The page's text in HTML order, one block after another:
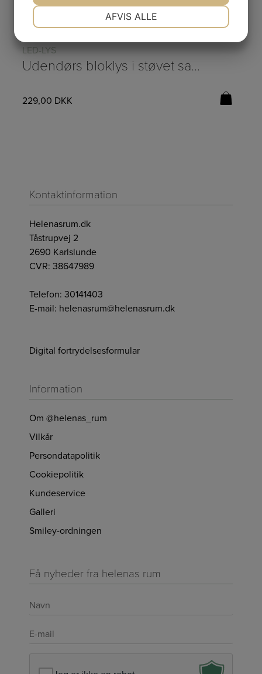
LED-LYS
Udendørs bloklys i støvet sand (LED) fra Deluxe Homeart – Ø:10/H:20cm
229,00 DKK
Kontaktinformation
Helenasrum.dk
Tåstrupvej 2
2690 Karlslunde
CVR: 38647989
Telefon: 30141403
E-mail: helenasrum@helenasrum.dk
Digital fortrydelsesformular
Information
Om @helenas_rum
Vilkår
Persondatapolitik
Cookiepolitik
Kundeservice
Galleri
Smiley-ordningen
Få nyheder fra helenas rum
Navn
*
E-
mail
AFVIS ALLE